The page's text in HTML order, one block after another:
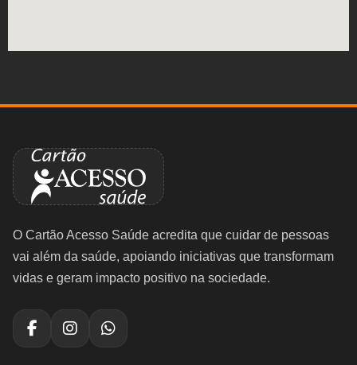
O Cartão Acesso Saúde acredita que cuidar de pessoas
vai além da saúde, apoiando iniciativas que transformam
vidas e geram impacto positivo na sociedade.